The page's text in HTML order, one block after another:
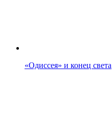
«Одиссея» и конец света